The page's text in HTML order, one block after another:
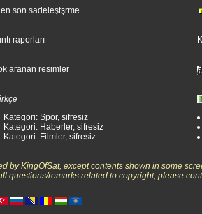
en son sadeleştşrme
raporları
aranan resimler
Kategori: Spor, sifresiz
Kategori: Haberler, sifresiz
Kategori: Filmler, sifresiz
by KingOfSat, except contents shown in some
questions/remarks related to copyright, please